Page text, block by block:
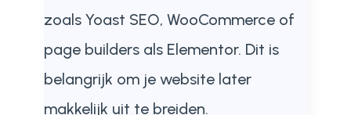
zoals Yoast SEO, WooCommerce of
page builders als Elementor. Dit is
belangrijk om je website later
makkelijk uit te breiden.